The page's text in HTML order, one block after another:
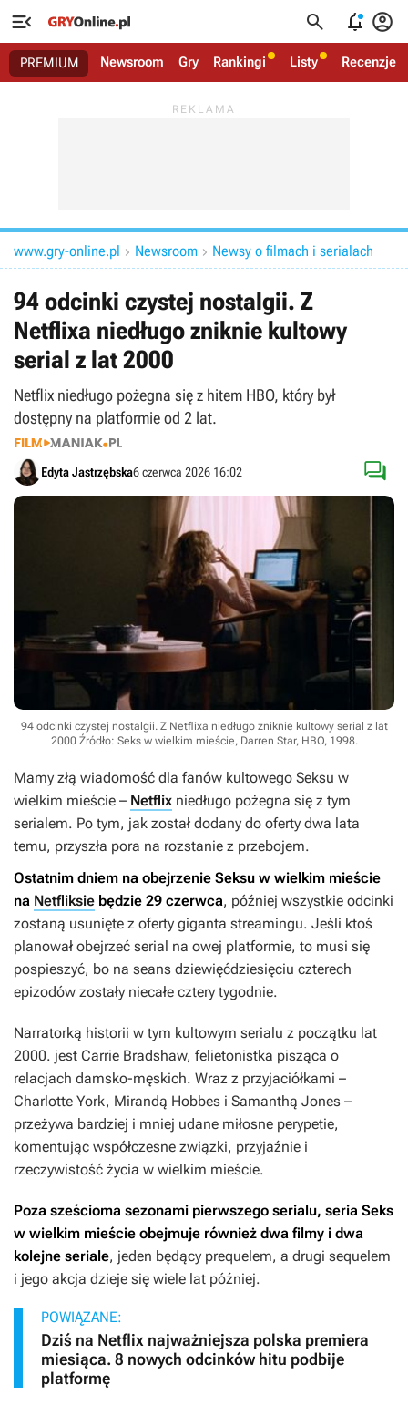
   
PREMIUM Newsroom Gry Rankingi Listy Recenzje
www.gry-online.pl  Newsroom  Newsy o filmach i serialach
94 odcinki czystej nostalgii. Z
Netflixa niedługo zniknie kultowy
serial z lat 2000
Netflix niedługo pożegna się z hitem HBO, który był
dostępny na platformie od 2 lat.
Edyta Jastrzębska6 czerwca 2026 16:02 
94 odcinki czystej nostalgii. Z Netflixa niedługo zniknie kultowy serial z lat
2000 Źródło: Seks w wielkim mieście, Darren Star, HBO, 1998.
Mamy złą wiadomość dla fanów kultowego Seksu w
wielkim mieście – Netflix niedługo pożegna się z tym
serialem. Po tym, jak został dodany do oferty dwa lata
temu, przyszła pora na rozstanie z przebojem.
Ostatnim dniem na obejrzenie Seksu w wielkim mieście
na Netfliksie będzie 29 czerwca, później wszystkie odcinki
zostaną usunięte z oferty giganta streamingu. Jeśli ktoś
planował obejrzeć serial na owej platformie, to musi się
pospieszyć, bo na seans dziewięćdziesięciu czterech
epizodów zostały niecałe cztery tygodnie.
Narratorką historii w tym kultowym serialu z początku lat
2000. jest Carrie Bradshaw, felietonistka pisząca o
relacjach damsko-męskich. Wraz z przyjaciółkami –
Charlotte York, Mirandą Hobbes i Samanthą Jones –
przeżywa bardziej i mniej udane miłosne perypetie,
komentując współczesne związki, przyjaźnie i
rzeczywistość życia w wielkim mieście.
Poza sześcioma sezonami pierwszego serialu, seria Seks
w wielkim mieście obejmuje również dwa filmy i dwa
kolejne seriale, jeden będący prequelem, a drugi sequelem
i jego akcja dzieje się wiele lat później.
POWIĄZANE:
Dziś na Netflix najważniejsza polska premiera
miesiąca. 8 nowych odcinków hitu podbije
platformę